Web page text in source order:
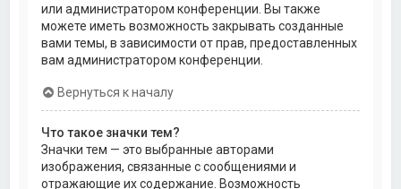
или администратором конференции. Вы также
можете иметь возможность закрывать созданные
вами темы, в зависимости от прав, предоставленных
вам администратором конференции.
Вернуться к началу
Что такое значки тем?
Значки тем — это выбранные авторами
изображения, связанные с сообщениями и
отражающие их содержание. Возможность